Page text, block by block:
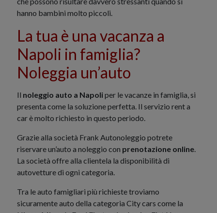
hanno bambini molto piccoli.
La tua è una vacanza a
Napoli in famiglia?
Noleggia un’auto
Il noleggio auto a Napoliper le vacanze in famiglia, si
presenta come la soluzione perfetta. Il servizio rent a
car è molto richiesto in questo periodo.
Grazie alla società Frank Autonoleggio potrete
riservare un’auto a noleggio con prenotazione online.
La società offre alla clientela la disponibilità di
autovetture di ogni categoria.
Tra le auto famigliari più richieste troviamo
sicuramente auto della categoria City cars come la